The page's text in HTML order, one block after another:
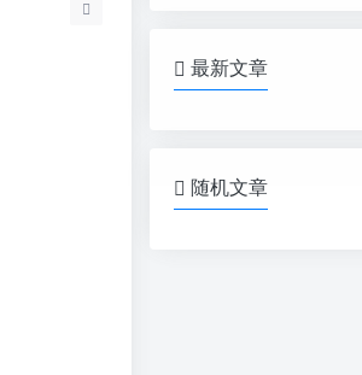
最新文章
随机文章